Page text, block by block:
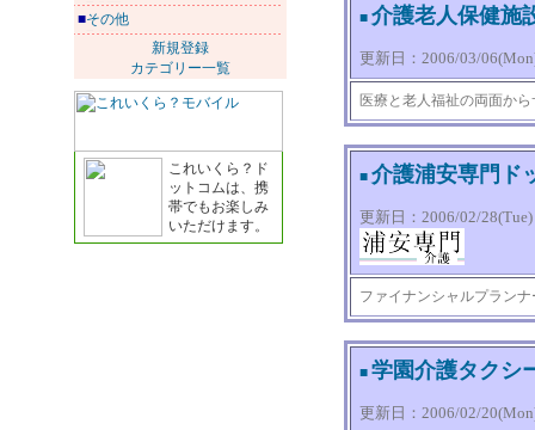
■その他
新規登録
カテゴリー一覧
これいくら？ド
ットコムは、携
帯でもお楽しみ
いただけます。
■ 介護老人保健施
更新日：2006/03/
医療と老人福祉の両面か
■ 介護浦安専門ド
更新日：2006/02/
ファイナンシャルプラン
■ 学園介護タク
更新日：2006/02/